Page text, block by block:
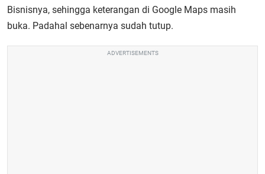
Bisnisnya, sehingga keterangan di Google Maps masih
buka. Padahal sebenarnya sudah tutup.
ADVERTISEMENTS